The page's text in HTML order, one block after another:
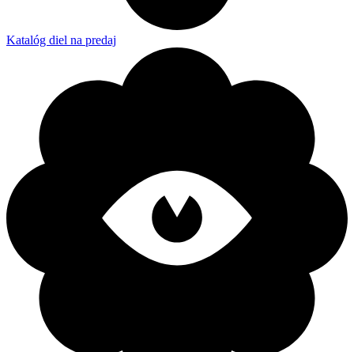
Katalóg diel na predaj